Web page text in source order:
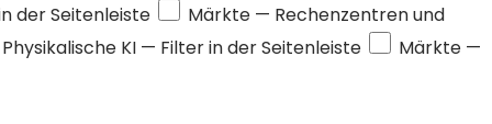
der Seitenleiste Märkte — Rechenzentren und
Physikalische KI — Filter in der Seitenleiste Märkte —